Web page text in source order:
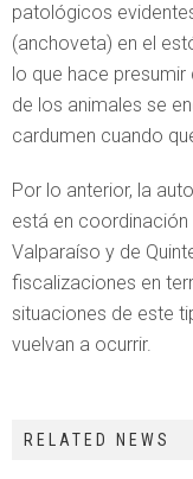
patológicos
(anchoveta) en el
lo que hace
de los animales se
cardumen cuando
Por lo anterior, la
está en
Valparaíso y de
fiscalizaciones en
situaciones de este
vuelvan a ocurrir.
RELATED NEWS